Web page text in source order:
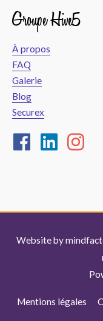
Groupe Hive5
À propos
FAQ
Galerie
Blog
Securex
Website by
Mentions légales